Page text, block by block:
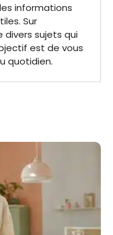
informations
Sur
divers sujets qui
est de vous
quotidien.